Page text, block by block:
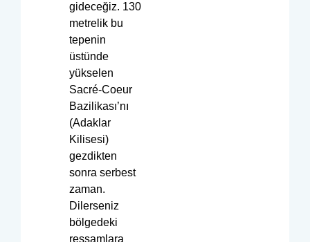
gideceğiz. 130
metrelik bu
tepenin
üstünde
yükselen
Sacré-Coeur
Bazilikası’nı
(Adaklar
Kilisesi)
gezdikten
sonra serbest
zaman.
Dilerseniz
bölgedeki
ressamlara